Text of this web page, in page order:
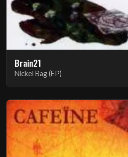
Brain21
Nickel Bag (EP)